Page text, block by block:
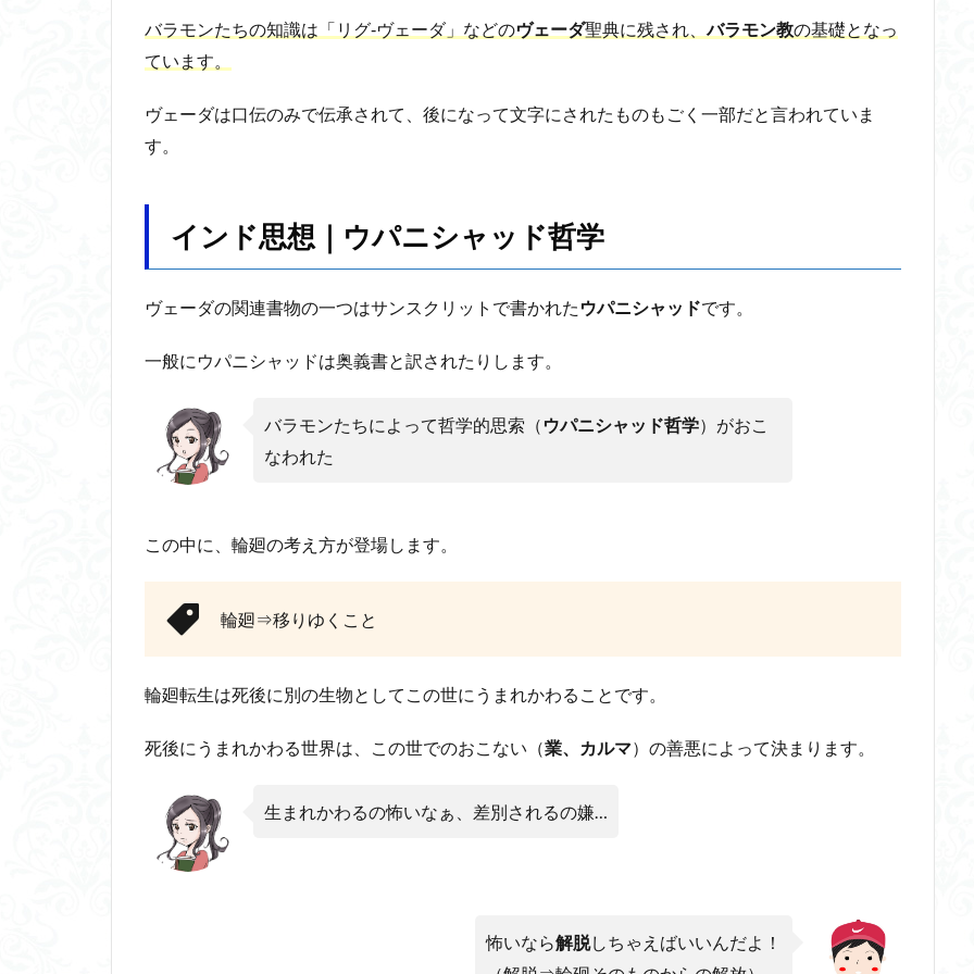
ド思
想か
でて
バラモンたちの知識は「リグ‐ヴェーダ」などのヴェーダ聖典に残され、 バラモン教の基礎となっ
ています。
ヴェーダは口伝のみで伝承されて、後になって文字にされたものもごく一部だと言われていま
す。
インド思想｜ウパニシャッド哲学
ヴェーダの関連書物の一つはサンスクリットで書かれた ウパニシャッドです。
一般にウパニシャッドは奥義書と訳されたりします。
バラモンたちによって哲学的思索（ ウパニシャッド哲学）がおこ
なわれた
この中に、輪廻の考え方が登場します。
輪廻⇒移りゆくこと
輪廻転生は死後に別の生物としてこの世にうまれかわることです。
死後にうまれかわる世界は、この世でのおこない（業、カルマ）の善悪によって決まります。
生まれかわるの怖いなぁ、差別されるの嫌…
怖いなら解脱しちゃえばいいんだよ！